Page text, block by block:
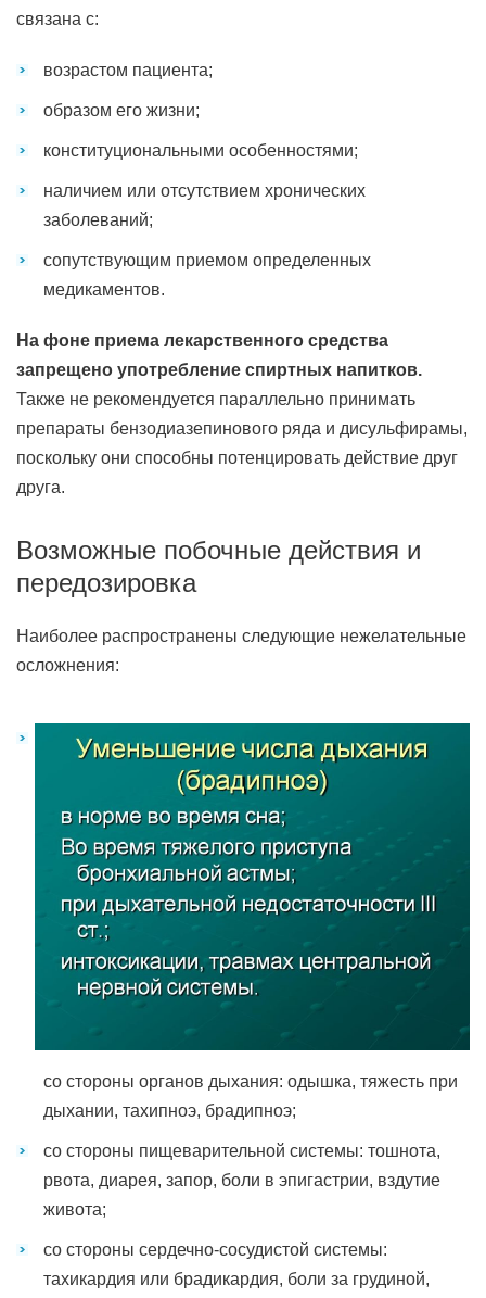
связана с:
возрастом пациента;
образом его жизни;
конституциональными особенностями;
наличием или отсутствием хронических
заболеваний;
сопутствующим приемом определенных
медикаментов.
На фоне приема лекарственного средства
запрещено употребление спиртных напитков.
Также не рекомендуется параллельно принимать
препараты бензодиазепинового ряда и дисульфирамы,
поскольку они способны потенцировать действие друг
друга.
Возможные побочные действия и
передозировка
Наиболее распространены следующие нежелательные
осложнения:
со стороны органов дыхания: одышка, тяжесть при
дыхании, тахипноэ, брадипноэ;
со стороны пищеварительной системы: тошнота,
рвота, диарея, запор, боли в эпигастрии, вздутие
живота;
со стороны сердечно-сосудистой системы:
тахикардия или брадикардия, боли за грудиной,